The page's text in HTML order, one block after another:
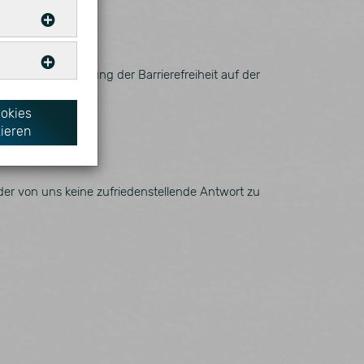
zur Umsetzung der Barrierefreiheit auf der
von uns keine zufriedenstellende Antwort zu
Website
helfen
Anbieter
Matomo